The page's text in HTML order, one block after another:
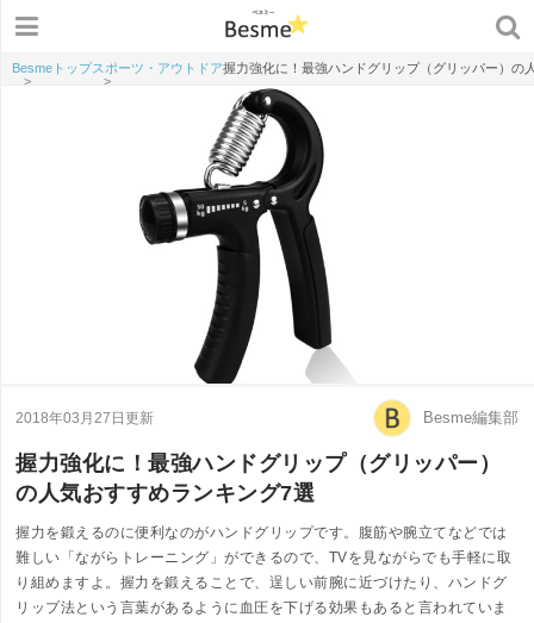
Besmeトップ
>
スポーツ・アウトドア
>
握力強化に！最強ハンドグリップ（グリッパー）の
2018年03月27日更新 Besme編集部
握力強化に！最強ハンドグリップ（グリッパー）
の人気おすすめランキング7選
握力を鍛えるのに便利なのがハンドグリップです。腹筋や腕立てなどでは
難しい「ながらトレーニング」ができるので、TVを見ながらでも手軽に取
り組めますよ。握力を鍛えることで、逞しい前腕に近づけたり、ハンドグ
リップ法という言葉があるように血圧を下げる効果もあると言われていま